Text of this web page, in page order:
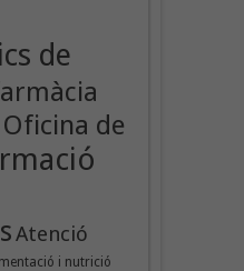
de
Oficina de
Atenció
i nutrició